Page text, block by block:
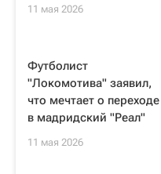
11 мая 2026
Футболист
"Локомотива" заявил,
что мечтает о переходе
в мадридский "Реал"
11 мая 2026